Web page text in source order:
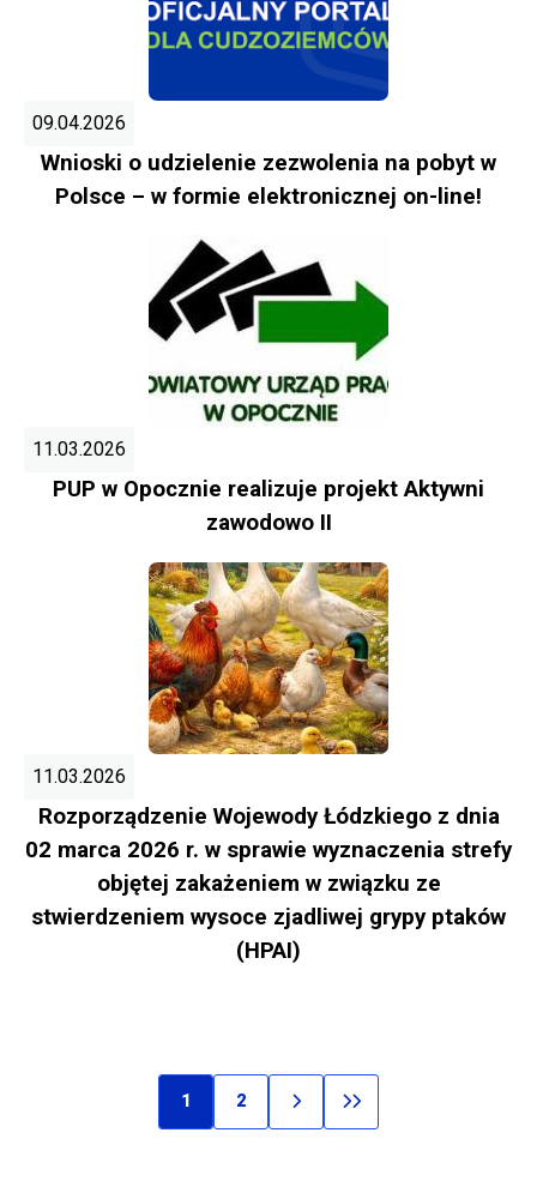
09.04.2026
Wnioski o udzielenie zezwolenia na pobyt w
Polsce – w formie elektronicznej on-line!
11.03.2026
PUP w Opocznie realizuje projekt Aktywni
zawodowo II
11.03.2026
Rozporządzenie Wojewody Łódzkiego z dnia
02 marca 2026 r. w sprawie wyznaczenia strefy
objętej zakażeniem w związku ze
stwierdzeniem wysoce zjadliwej grypy ptaków
(HPAI)
Bieżąca strona
1
Page
2